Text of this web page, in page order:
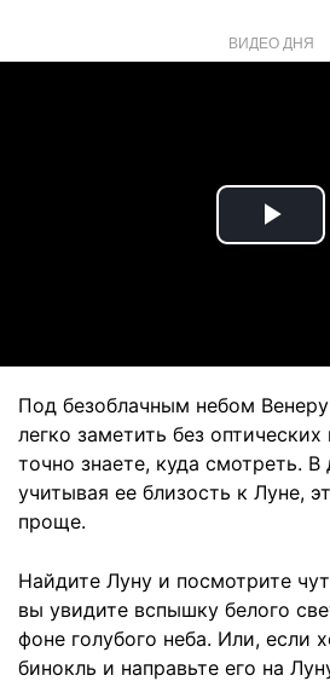
ВИДЕО ДНЯ
Play
Под безоблачным небом
легко заметить без
точно знаете, куда смотреть. В
учитывая ее близость к Луне,
проще.
Найдите Луну и посмотрите
вы увидите вспышку белого
фоне голубого неба. Или, если
бинокль и направьте его на